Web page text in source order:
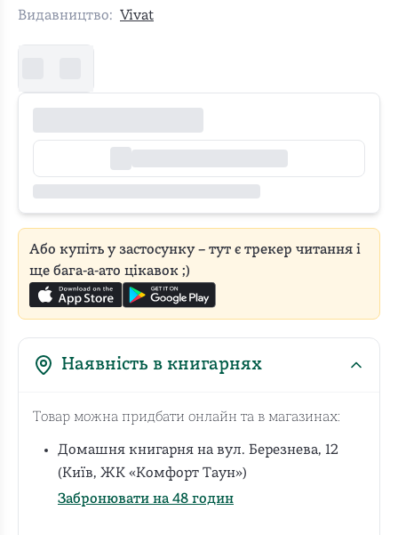
Видавництво:
Vivat
Або купіть у застосунку – тут є трекер читання і
ще бага-а-ато цікавок ;)
Наявність в книгарнях
Товар можна придбати онлайн та в магазинах:
Домашня книгарня на вул. Березнева, 12
(Київ, ЖК «Комфорт Таун»)
Забронювати на 48 годин